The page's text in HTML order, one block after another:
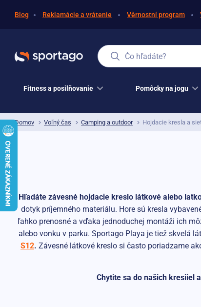
Blog Reklamácie a vrátenie Věrnostní program
Čo hľadáte?
Fitness a posilňovanie Pomôcky na jogu
Domov Voľný čas Camping a outdoor Hojdacie kresla a
Hľadáte závesné hojdacie kreslo látkové alebo
dotyk príjemného materiálu. Hore sú kresla
ľahko prenosné a vďaka jednoduchej montáži ich
alebo vonku v parku. Sportago Playa je tiež skvelá
S12. Závesné látkové kreslo si často poriadzame
Chytite sa do našich kresiiel